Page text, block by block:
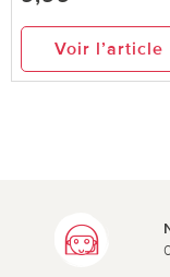
Voir l’article